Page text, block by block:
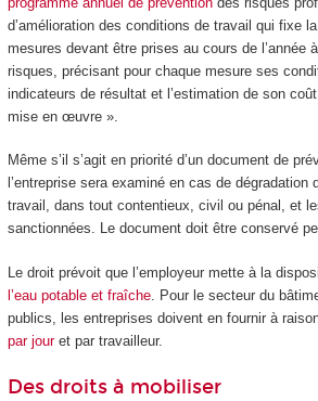
d’amélioration des conditions de travail qui fixe
mesures devant être prises au cours de l’année
risques, précisant pour chaque mesure ses
indicateurs de résultat et l’estimation de son
mise en œuvre ».
Même s’il s’agit en priorité d’un document de
l’entreprise sera examiné en cas de dégradation
travail, dans tout contentieux, civil ou pénal, et
sanctionnées. Le document doit être conservé
Le droit prévoit que l’employeur mette à la
l’eau potable et fraîche. Pour le secteur du
publics, les entreprises doivent en fournir à
par jouret par travailleur.
Des droits à mobiliser